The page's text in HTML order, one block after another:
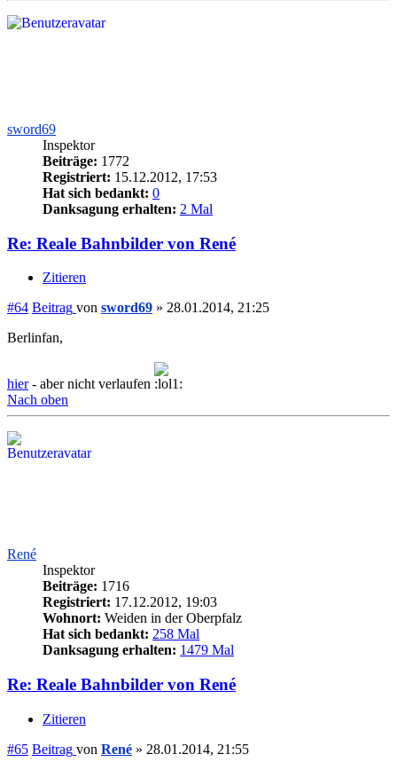
sword69
Inspektor
Beiträge: 1772
Registriert: 15.12.2012, 17:53
Hat sich bedankt: 0
Danksagung erhalten: 2 Mal
Re: Reale Bahnbilder von René
Zitieren
#64 Beitrag von sword69 » 28.01.2014, 21:25
Berlinfan,
hier- aber nicht verlaufen
Nach oben
René
Inspektor
Beiträge: 1716
Registriert: 17.12.2012, 19:03
Wohnort: Weiden in der Oberpfalz
Hat sich bedankt: 258 Mal
Danksagung erhalten: 1479 Mal
Re: Reale Bahnbilder von René
Zitieren
#65 Beitrag von René » 28.01.2014, 21:55